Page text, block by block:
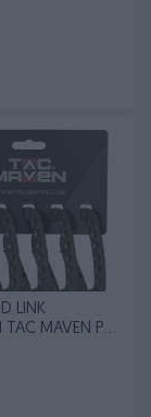
LINK
TAC MAVEN PO